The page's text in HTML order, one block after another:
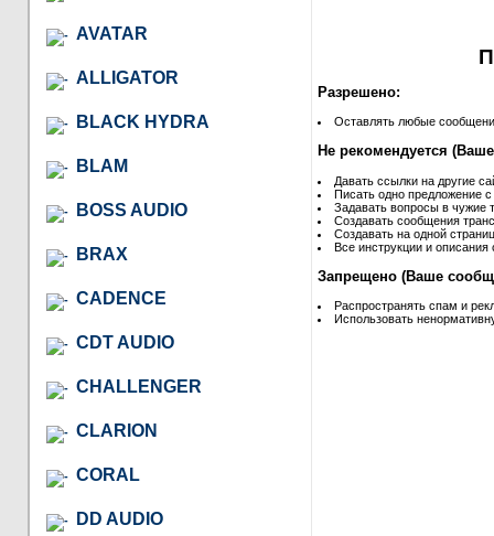
AVATAR
ALLIGATOR
BLACK HYDRA
BLAM
BOSS AUDIO
BRAX
CADENCE
CDT AUDIO
CHALLENGER
CLARION
CORAL
DD AUDIO
Разрешено:
Оставлять любые
Не рекомендуется
Давать ссылки на другие
Писать одно предложение
Задавать вопросы в чужие
Создавать сообщения
Создавать на одной
Все инструкции и описания
Запрещено (Ваше
Распространять спам и
Использовать